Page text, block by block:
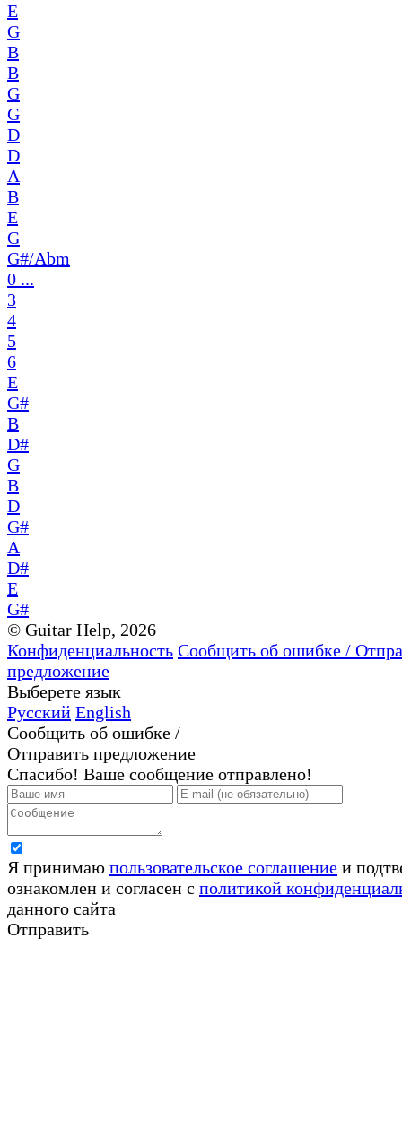
E
G
B
B
G
G
D
D
A
B
E
G
G#/Abm
0 ...
3
4
5
6
E
G#
B
D#
G
B
D
G#
A
D#
E
G#
© Guitar Help, 2026
Конфиденциальность Сообщить об ошибке /
предложение
Выберете язык
Русский English
Сообщить об ошибке /
Отправить предложение
Спасибо! Ваше сообщение отправлено!
Я принимаю пользовательское соглашение и
ознакомлен и согласен с политикой
данного сайта
Отправить